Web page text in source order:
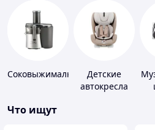
Соковыжималки
Детские
автокресла
Что ищут